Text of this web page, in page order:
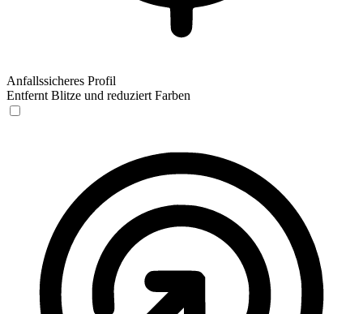
Anfallssicheres Profil
Entfernt Blitze und reduziert Farben